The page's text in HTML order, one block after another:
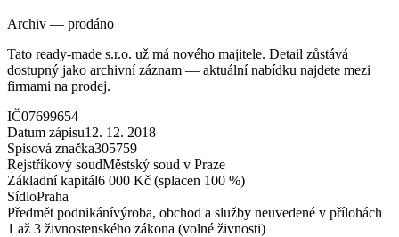
Archiv — prodáno
Tato ready-made s.r.o. už má nového majitele. Detail zůstává
dostupný jako archivní záznam — aktuální nabídku najdete mezi
firmami na prodej.
IČ07699654
Datum zápisu12. 12. 2018
Spisová značka305759
Rejstříkový soudMěstský soud v Praze
Základní kapitál6 000 Kč (splacen 100 %)
SídloPraha
Předmět podnikánívýroba, obchod a služby neuvedené v přílohách
1 až 3 živnostenského zákona (volné živnosti)